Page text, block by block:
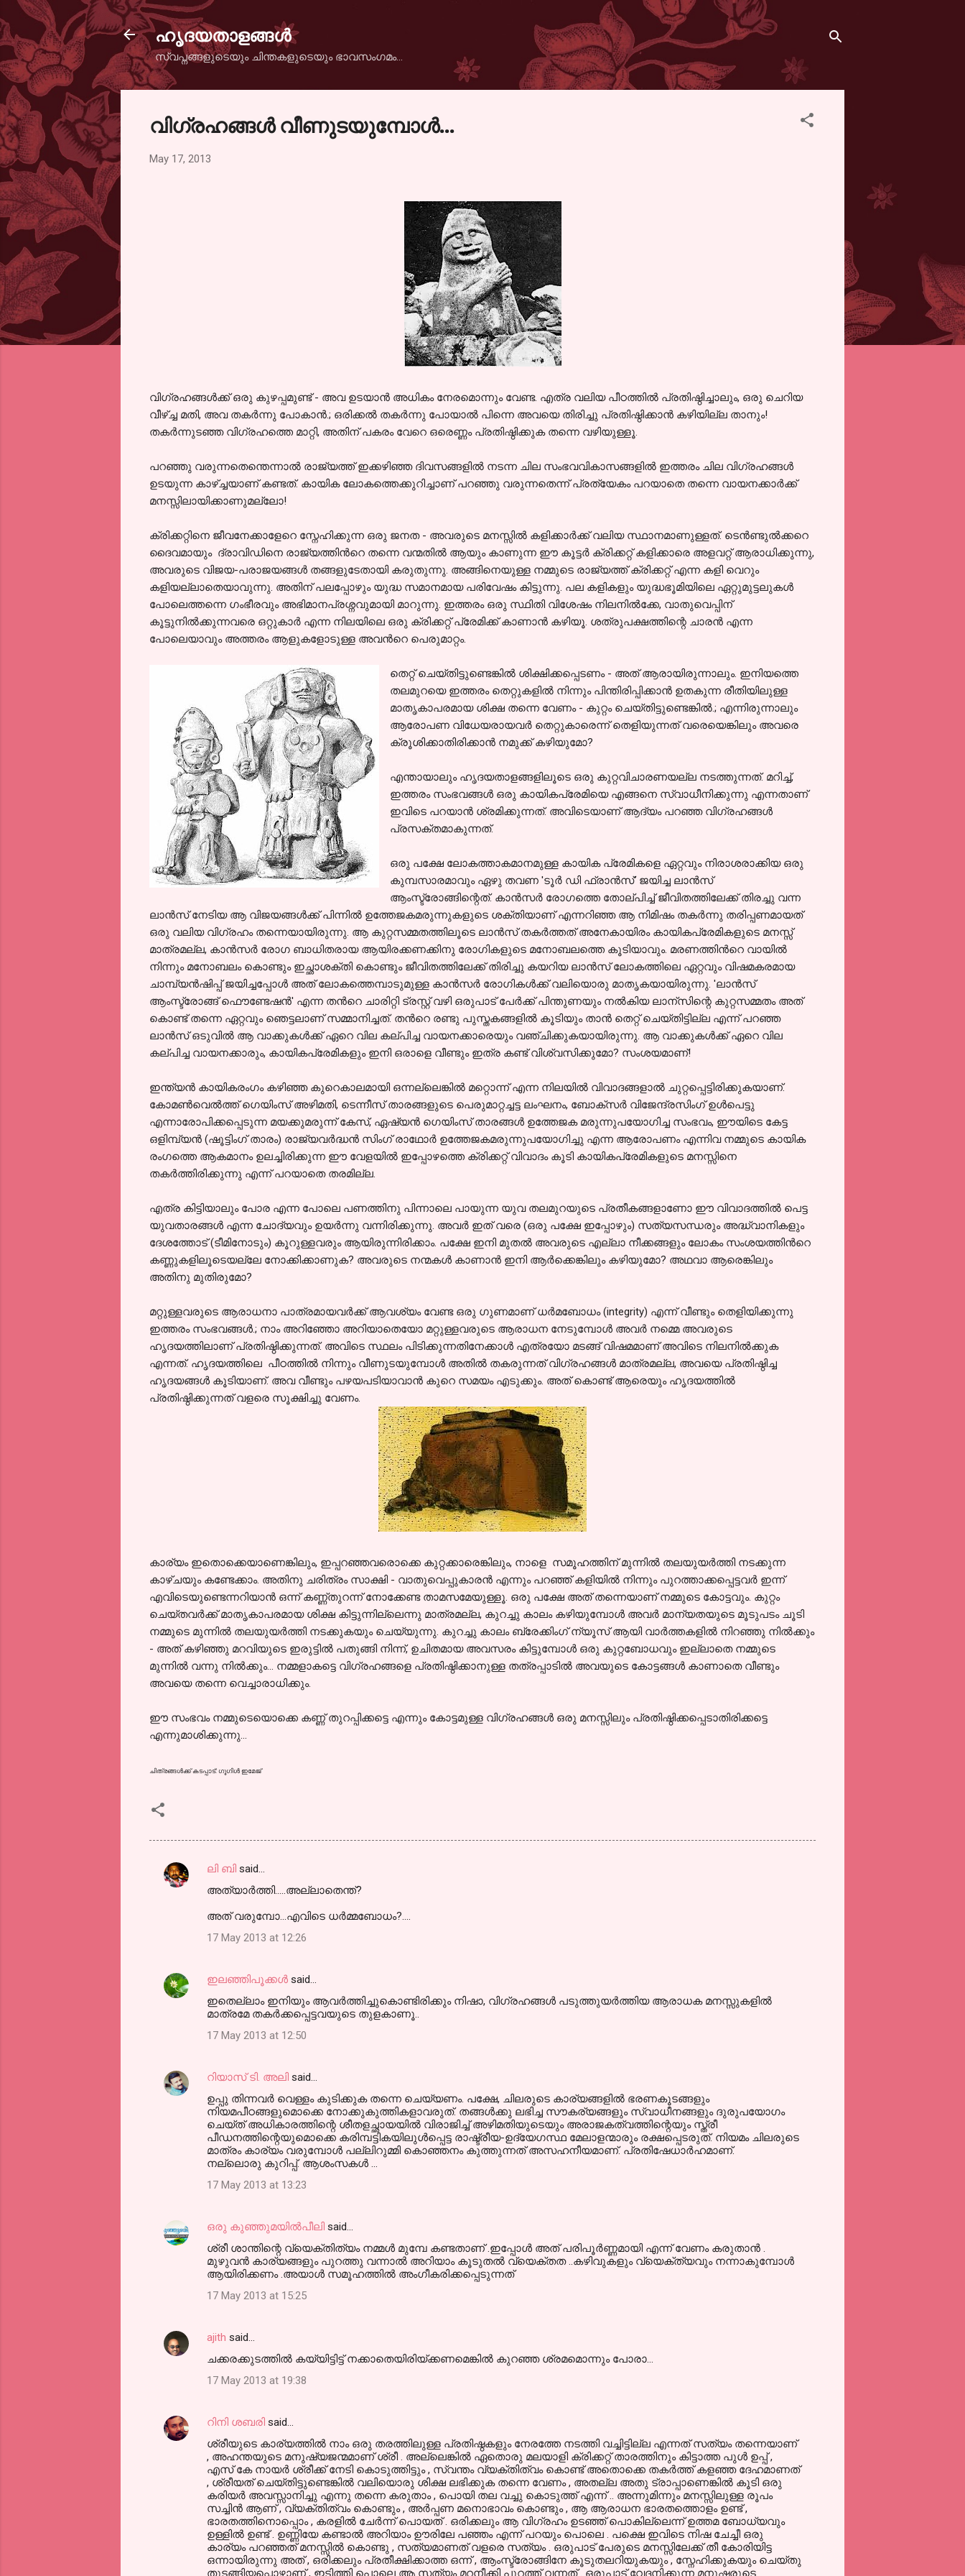
ഹൃദയതാളങ്ങള്‍
സ്വപ്നങ്ങളുടെയും ചിന്തകളുടെയും ഭാവസംഗമം...
വിഗ്രഹങ്ങള്‍ വീണുടയുമ്പോള്‍...
May 17, 2013
വിഗ്രഹങ്ങള്‍ക്ക് ഒരു കുഴപ്പമുണ്ട് - അവ ഉടയാന്‍ അധികം നേരമൊന്നും വേണ്ട. എത്ര വലിയ പീഠത്തില്‍ പ്രതിഷ്ഠിച്ചാലും, ഒരു ചെറിയ
വീഴ്ച്ച മതി, അവ തകര്‍ന്നു പോകാന്‍.; ഒരിക്കല്‍ തകര്‍ന്നു പോയാല്‍ പിന്നെ അവയെ തിരിച്ചു പ്രതിഷ്ഠിക്കാന്‍ കഴിയില്ല താനും!
തകര്‍ന്നുടഞ്ഞ വിഗ്രഹത്തെ മാറ്റി, അതിന് പകരം വേറെ ഒരെണ്ണം പ്രതിഷ്ഠിക്കുക തന്നെ വഴിയുള്ളൂ.
പറഞ്ഞു വരുന്നതെന്തെന്നാല്‍ രാജ്യത്ത് ഇക്കഴിഞ്ഞ ദിവസങ്ങളില്‍ നടന്ന ചില സംഭവവികാസങ്ങളില്‍ ഇത്തരം ചില വിഗ്രഹങ്ങള്‍
ഉടയുന്ന കാഴ്ച്ചയാണ് കണ്ടത്. കായിക ലോകത്തെക്കുറിച്ചാണ് പറഞ്ഞു വരുന്നതെന്ന് പ്രത്യേകം പറയാതെ തന്നെ വായനക്കാര്‍ക്ക്
മനസ്സിലായിക്കാണുമല്ലോ!
ക്രിക്കറ്റിനെ ജീവനേക്കാളേറെ സ്നേഹിക്കുന്ന ഒരു ജനത - അവരുടെ മനസ്സില്‍ കളിക്കാര്‍ക്ക് വലിയ സ്ഥാനമാണുള്ളത്. ടെന്‍ണ്ടുല്‍ക്കറെ
ദൈവമായും ദ്രാവിഡിനെ രാജ്യത്തിന്‍റെ തന്നെ വന്മതില്‍ ആയും കാണുന്ന ഈ കൂട്ടര്‍ ക്രിക്കറ്റ് കളിക്കാരെ അളവറ്റ് ആരാധിക്കുന്നു,
അവരുടെ വിജയ-പരാജയങ്ങള്‍ തങ്ങളുടേതായി കരുതുന്നു. അങ്ങിനെയുള്ള നമ്മുടെ രാജ്യത്ത് ക്രിക്കറ്റ് എന്ന കളി വെറും
കളിയല്ലാതെയാവുന്നു. അതിന് പലപ്പോഴും യുദ്ധ സമാനമായ പരിവേഷം കിട്ടുന്നു. പല കളികളും യുദ്ധഭൂമിയിലെ ഏറ്റുമുട്ടലുകള്‍
പോലെത്തന്നെ ഗംഭീരവും അഭിമാനപ്രശ്നവുമായി മാറുന്നു. ഇത്തരം ഒരു സ്ഥിതി വിശേഷം നിലനില്‍ക്കേ, വാതുവെപ്പിന്
കൂട്ടുനില്‍ക്കുന്നവരെ ഒറ്റുകാര്‍ എന്ന നിലയിലെ ഒരു ക്രിക്കറ്റ് പ്രേമിക്ക് കാണാന്‍ കഴിയൂ. ശത്രുപക്ഷത്തിന്റെ ചാരന്‍ എന്ന
പോലെയാവും അത്തരം ആളുകളോടുള്ള അവന്‍റെ പെരുമാറ്റം.
തെറ്റ് ചെയ്തിട്ടുണ്ടെങ്കില്‍ ശിക്ഷിക്കപ്പെടണം - അത് ആരായിരുന്നാലും. ഇനിയത്തെ
തലമുറയെ ഇത്തരം തെറ്റുകളില്‍ നിന്നും പിന്തിരിപ്പിക്കാന്‍ ഉതകുന്ന രീതിയിലുള്ള
മാതൃകാപരമായ ശിക്ഷ തന്നെ വേണം - കുറ്റം ചെയ്തിട്ടുണ്ടെങ്കില്‍.; എന്നിരുന്നാലും
ആരോപണ വിധേയരായവര്‍ തെറ്റുകാരെന്ന് തെളിയുന്നത് വരെയെങ്കിലും അവരെ
ക്രൂശിക്കാതിരിക്കാന്‍ നമുക്ക് കഴിയുമോ?
എന്തായാലും ഹൃദയതാളങ്ങളിലൂടെ ഒരു കുറ്റവിചാരണയല്ല നടത്തുന്നത്. മറിച്ച്,
ഇത്തരം സംഭവങ്ങള്‍ ഒരു കായികപ്രേമിയെ എങ്ങനെ സ്വാധീനിക്കുന്നു എന്നതാണ്
ഇവിടെ പറയാന്‍ ശ്രമിക്കുന്നത്. അവിടെയാണ് ആദ്യം പറഞ്ഞ വിഗ്രഹങ്ങള്‍
പ്രസക്തമാകുന്നത്.
ഒരു പക്ഷേ ലോകത്താകമാനമുള്ള കായിക പ്രേമികളെ ഏറ്റവും നിരാശരാക്കിയ ഒരു
കുമ്പസാരമാവും ഏഴു തവണ 'ടൂര്‍ ഡി ഫ്രാന്‍സ്' ജയിച്ച ലാന്‍സ്
ആംസ്ട്രോങ്ങിന്റെത്. കാന്‍സര്‍ രോഗത്തെ തോല്പിച്ച് ജീവിതത്തിലേക്ക് തിരച്ചു വന്ന
ലാന്‍സ് നേടിയ ആ വിജയങ്ങള്‍ക്ക് പിന്നില്‍ ഉത്തേജകമരുന്നുകളുടെ ശക്തിയാണ് എന്നറിഞ്ഞ ആ നിമിഷം തകര്‍ന്നു തരിപ്പണമായത്
ഒരു വലിയ വിഗ്രഹം തന്നെയായിരുന്നു. ആ കുറ്റസമ്മതത്തിലൂടെ ലാന്‍സ് തകര്‍ത്തത് അനേകായിരം കായികപ്രേമികളുടെ മനസ്സ്
മാത്രമല്ല, കാന്‍സര്‍ രോഗ ബാധിതരായ ആയിരക്കണക്കിനു രോഗികളുടെ മനോബലത്തെ കൂടിയാവും. മരണത്തിന്‍റെ വായില്‍
നിന്നും മനോബലം കൊണ്ടും ഇച്ഛാശക്തി കൊണ്ടും ജീവിതത്തിലേക്ക് തിരിച്ചു കയറിയ ലാന്‍സ് ലോകത്തിലെ ഏറ്റവും വിഷമകരമായ
ചാമ്പ്യന്‍ഷിപ്പ് ജയിച്ചപ്പോള്‍ അത് ലോകത്തെമ്പാടുമുള്ള കാന്‍സര്‍ രോഗികള്‍ക്ക് വലിയൊരു മാതൃകയായിരുന്നു. 'ലാന്‍സ്
ആംസ്ട്രോങ്ങ്‌ ഫൌണ്ടേഷന്‍' എന്ന തന്‍റെ ചാരിറ്റി ട്രസ്റ്റ്‌ വഴി ഒരുപാട് പേര്‍ക്ക് പിന്തുണയും നല്‍കിയ ലാന്സിന്റെ കുറ്റസമ്മതം അത്
കൊണ്ട് തന്നെ ഏറ്റവും ഞെട്ടലാണ് സമ്മാനിച്ചത്. തന്‍റെ രണ്ടു പുസ്തകങ്ങളില്‍ കൂടിയും താന്‍ തെറ്റ് ചെയ്തിട്ടില്ല എന്ന്‍ പറഞ്ഞ
ലാന്‍സ് ഒടുവില്‍ ആ വാക്കുകള്‍ക്ക് ഏറെ വില കല്പിച്ച വായനക്കാരെയും വഞ്ചിക്കുകയായിരുന്നു. ആ വാക്കുകള്‍ക്ക് ഏറെ വില
കല്പിച്ച വായനക്കാരും, കായികപ്രേമികളും ഇനി ഒരാളെ വീണ്ടും ഇത്ര കണ്ട് വിശ്വസിക്കുമോ? സംശയമാണ്!
ഇന്ത്യന്‍ കായികരംഗം കഴിഞ്ഞ കുറെകാലമായി ഒന്നല്ലെങ്കില്‍ മറ്റൊന്ന് എന്ന നിലയില്‍ വിവാദങ്ങളാല്‍ ചുറ്റപ്പെട്ടിരിക്കുകയാണ്.
കോമണ്‍വെല്‍ത്ത് ഗെയിംസ് അഴിമതി, ടെന്നീസ് താരങ്ങളുടെ പെരുമാറ്റച്ചട്ട ലംഘനം, ബോക്സര്‍ വിജേന്ദ്രസിംഗ് ഉള്‍പെട്ടു
എന്നാരോപിക്കപ്പെടുന്ന മയക്കുമരുന്ന് കേസ്, ഏഷ്യന്‍ ഗെയിംസ് താരങ്ങള്‍ ഉത്തേജക മരുന്നുപയോഗിച്ച സംഭവം, ഈയിടെ കേട്ട
ഒളിമ്പ്യന്‍ (ഷൂട്ടിംഗ് താരം) രാജ്യവര്‍ദ്ധന്‍ സിംഗ് രാഥോര്‍ ഉത്തേജകമരുന്നുപയോഗിച്ചു എന്ന ആരോപണം എന്നിവ നമ്മുടെ കായിക
രംഗത്തെ ആകമാനം ഉലച്ചിരിക്കുന്ന ഈ വേളയില്‍ ഇപ്പോഴത്തെ ക്രിക്കറ്റ് വിവാദം കൂടി കായികപ്രേമികളുടെ മനസ്സിനെ
തകര്‍ത്തിരിക്കുന്നു എന്ന്‍ പറയാതെ തരമില്ല.
എത്ര കിട്ടിയാലും പോര എന്ന പോലെ പണത്തിനു പിന്നാലെ പായുന്ന യുവ തലമുറയുടെ പ്രതീകങ്ങളാണോ ഈ വിവാദത്തില്‍ പെട്ട
യുവതാരങ്ങള്‍ എന്ന ചോദ്യവും ഉയര്‍ന്നു വന്നിരിക്കുന്നു. അവര്‍ ഇത് വരെ (ഒരു പക്ഷേ ഇപ്പോഴും) സത്യസന്ധരും അദ്ധ്വാനികളും
ദേശത്തോട് (ടീമിനോടും) കൂറുള്ളവരും ആയിരുന്നിരിക്കാം. പക്ഷേ ഇനി മുതല്‍ അവരുടെ എല്ലാ നീക്കങ്ങളും ലോകം സംശയത്തിന്‍റെ
കണ്ണുകളിലൂടെയല്ലേ നോക്കിക്കാണുക? അവരുടെ നന്മകള്‍ കാണാന്‍ ഇനി ആര്‍ക്കെങ്കിലും കഴിയുമോ? അഥവാ ആരെങ്കിലും
അതിനു മുതിരുമോ?
മറ്റുള്ളവരുടെ ആരാധനാ പാത്രമായവര്‍ക്ക് ആവശ്യം വേണ്ട ഒരു ഗുണമാണ് ധര്‍മബോധം (integrity) എന്ന്‍ വീണ്ടും തെളിയിക്കുന്നു
ഇത്തരം സംഭവങ്ങള്‍.; നാം അറിഞ്ഞോ അറിയാതെയോ മറ്റുള്ളവരുടെ ആരാധന നേടുമ്പോള്‍ അവര്‍ നമ്മെ അവരുടെ
ഹൃദയത്തിലാണ് പ്രതിഷ്ഠിക്കുന്നത്. അവിടെ സ്ഥലം പിടിക്കുന്നതിനേക്കാള്‍ എത്രയോ മടങ്ങ്‌ വിഷമമാണ്‌ അവിടെ നിലനില്‍ക്കുക
എന്നത്. ഹൃദയത്തിലെ പീഠത്തില്‍ നിന്നും വീണുടയുമ്പോള്‍ അതില്‍ തകരുന്നത് വിഗ്രഹങ്ങള്‍ മാത്രമല്ല, അവയെ പ്രതിഷ്ഠിച്ച
ഹൃദയങ്ങള്‍ കൂടിയാണ്. അവ വീണ്ടും പഴയപടിയാവാന്‍ കുറെ സമയം എടുക്കും. അത് കൊണ്ട് ആരെയും ഹൃദയത്തില്‍
പ്രതിഷ്ഠിക്കുന്നത് വളരെ സൂക്ഷിച്ചു വേണം.
കാര്യം ഇതൊക്കെയാണെങ്കിലും, ഇപ്പറഞ്ഞവരൊക്കെ കുറ്റക്കാരെങ്കിലും, നാളെ സമൂഹത്തിന് മുന്നില്‍ തലയുയര്‍ത്തി നടക്കുന്ന
കാഴ്ചയും കണ്ടേക്കാം. അതിനു ചരിത്രം സാക്ഷി - വാതുവെപ്പുകാരന്‍ എന്നും പറഞ്ഞ് കളിയില്‍ നിന്നും പുറത്താക്കപ്പെട്ടവര്‍ ഇന്ന്‍
എവിടെയുണ്ടെന്നറിയാന്‍ ഒന്ന് കണ്ണ്‍തുറന്ന്‍ നോക്കേണ്ട താമസമേയുള്ളൂ. ഒരു പക്ഷേ അത് തന്നെയാണ് നമ്മുടെ കോട്ടവും. കുറ്റം
ചെയ്തവര്‍ക്ക് മാതൃകാപരമായ ശിക്ഷ കിട്ടുന്നില്ലെന്നു മാത്രമല്ല, കുറച്ചു കാലം കഴിയുമ്പോള്‍ അവര്‍ മാന്യതയുടെ മൂടുപടം ചൂടി
നമ്മുടെ മുന്നില്‍ തലയുയര്‍ത്തി നടക്കുകയും ചെയ്യുന്നു. കുറച്ചു കാലം ബ്രേക്കിംഗ് ന്യൂസ്‌ ആയി വാര്‍ത്തകളില്‍ നിറഞ്ഞു നില്‍ക്കും
- അത് കഴിഞ്ഞു മറവിയുടെ ഇരുട്ടില്‍ പതുങ്ങി നിന്ന്, ഉചിതമായ അവസരം കിട്ടുമ്പോള്‍ ഒരു കുറ്റബോധവും ഇല്ലാതെ നമ്മുടെ
മുന്നില്‍ വന്നു നില്‍ക്കും... നമ്മളാകട്ടെ വിഗ്രഹങ്ങളെ പ്രതിഷ്ഠിക്കാനുള്ള തത്രപ്പാടില്‍ അവയുടെ കോട്ടങ്ങള്‍ കാണാതെ വീണ്ടും
അവയെ തന്നെ വെച്ചാരാധിക്കും.
ഈ സംഭവം നമ്മുടെയൊക്കെ കണ്ണ് തുറപ്പിക്കട്ടെ എന്നും കോട്ടമുള്ള വിഗ്രഹങ്ങള്‍ ഒരു മനസ്സിലും പ്രതിഷ്ഠിക്കപ്പെടാതിരിക്കട്ടെ
എന്നുമാശിക്കുന്നു...
ചിത്രങ്ങള്‍ക്ക് കടപ്പാട്: ഗൂഗിള്‍ ഇമേജ്
C
n
t
ലി ബി said…
അത്യാര്‍ത്തി.....അല്ലാതെന്ത്?
അത് വരുമ്പോ...എവിടെ ധര്‍മ്മബോധം?....
17 May 2013 at 12:26
ഇലഞ്ഞിപൂക്കള്‍ said…
ഇതെല്ലാം ഇനിയും ആവര്‍ത്തിച്ചുകൊണ്ടിരിക്കും നിഷാ, വിഗ്രഹങ്ങള്‍ പടുത്തുയര്‍ത്തിയ ആരാധക മനസ്സുകളില്‍
മാത്രമേ തകര്‍ക്കപ്പെട്ടവയുടെ തുളകാണൂ..
17 May 2013 at 12:50
റിയാസ് ടി. അലി said…
ഉപ്പു തിന്നവര്‍ വെള്ളം കുടിക്കുക തന്നെ ചെയ്യണം. പക്ഷേ, ചിലരുടെ കാര്യങ്ങളില്‍ ഭരണകൂടങ്ങളും
നിയമപീഠങ്ങളുമൊക്കെ നോക്കുകുത്തികളാവരുത്. തങ്ങള്‍ക്കു ലഭിച്ച സൗകര്യങ്ങളും സ്വാധീനങ്ങളും ദുരുപയോഗം
ചെയ്ത് അധികാരത്തിന്റെ ശീതളച്ഛായയില്‍ വിരാജിച്ച് അഴിമതിയുടെയും അരാജകത്വത്തിന്റെയും സ്ത്രീ
പീഡനത്തിന്റെയുമൊക്കെ കരിമ്പട്ടികയിലുള്‍പ്പെട്ട രാഷ്ട്രീയ-ഉദ്യേഗസ്ഥ മേലാളന്മാരും രക്ഷപ്പെടരുത്. നിയമം ചിലരുടെ
മാത്രം കാര്യം വരുമ്പോള്‍ പല്ലിറുമ്മി കൊഞ്ഞനം കുത്തുന്നത് അസഹനീയമാണ്. പ്രതിഷേധാര്‍ഹമാണ്.
നല്ലൊരു കുറിപ്പ്. ആശംസകള്‍ ...
17 May 2013 at 13:23
ഒരു കുഞ്ഞുമയിൽപീലി said…
ശ്രീ ശാന്തിന്റെ വ്യെക്തിത്യം നമ്മൾ മുമ്പേ കണ്ടതാണ് .ഇപ്പോൾ അത് പരിപൂർണ്ണമായി എന്ന് വേണം കരുതാൻ .
മുഴുവൻ കാര്യങ്ങളും പുറത്തു വന്നാൽ അറിയാം കൂടുതൽ വ്യെക്തത ..കഴിവുകളും വ്യെക്ത്യവും നന്നാകുമ്പോൾ
ആയിരിക്കണം .അയാൾ സമൂഹത്തിൽ അംഗീകരിക്കപ്പെടുന്നത്
17 May 2013 at 15:25
ajith said…
ചക്കരക്കുടത്തില്‍ കയ്യിട്ടിട്ട് നക്കാതെയിരിയ്ക്കണമെങ്കില്‍ കുറഞ്ഞ ശ്രമമൊന്നും പോരാ...
17 May 2013 at 19:38
റിനി ശബരി said…
ശ്രീയുടെ കാര്യത്തില്‍ നാം ഒരു തരത്തിലുള്ള പ്രതിഷ്ഠകളും നേരത്തേ നടത്തി വച്ചിട്ടില്ല എന്നത് സത്യം തന്നെയാണ്
, അഹന്തയുടെ മനുഷ്യജന്മമാണ് ശ്രീ . അല്ലെങ്കില്‍ ഏതൊരു മലയാളി ക്രിക്കറ്റ് താരത്തിനും കിട്ടാത്ത പുള്‍ ഉപ്പ് ,
എസ് കേ നായര്‍ ശ്രീക്ക് നേടി കൊടുത്തിട്ടും , സ്വന്തം വ്യക്തിത്വം കൊണ്ട് അതൊക്കെ തകര്‍ത്ത് കളഞ്ഞ ദേഹമാണത്
, ശ്രീയത് ചെയ്തിട്ടുണ്ടെങ്കില്‍ വലിയൊരു ശിക്ഷ ലഭിക്കുക തന്നെ വേണം , അതല്ല അതു ട്രാപ്പാണെങ്കില്‍ കൂടി ഒരു
കരിയര്‍ അവസ്സാനിച്ചു എന്നു തന്നെ കരുതാം , പൊയി തല വച്ചു കൊടുത്ത് എന്ന് .. അന്നുമിന്നും മനസ്സിലുള്ള രൂപം
സച്ചിന്‍ ആണ് , വ്യക്തിത്വം കൊണ്ടും , അര്‍പ്പണ മനൊഭാവം കൊണ്ടും , ആ ആരാധന ഭാരതത്തൊളം ഉണ്ട് ,
ഭാരതത്തിനൊപ്പൊം , കരളില്‍ ചേര്‍ന്ന് പൊയത് . ഒരിക്കലും ആ വിഗ്രഹം ഉടഞ്ഞ് പൊകില്ലെന്ന് ഉത്തമ ബോധ്യവും
ഉള്ളില്‍ ഉണ്ട് . ഉണ്ണിയേ കണ്ടാല്‍ അറിയാം ഊരിലേ പഞ്ഞം എന്ന് പറയും പൊലെ . പക്ഷെ ഇവിടെ നിഷ ചേച്ചീ ഒരു
കാര്യം പറഞ്ഞത് മനസ്സില്‍ കൊണ്ടു , സത്യമാണത് വളരെ സത്യം . ഒരുപാട് പേരുടെ മനസ്സിലേക്ക് തീ കോരിയിട്ട
ഒന്നായിരുന്നു അത് , ഒരിക്കലും പ്രതീക്ഷിക്കാത്ത ഒന്ന് , ആംസ്ട്രോങ്ങിനേ കൂടുതലറിയുകയും , സ്നേഹിക്കുകയും ചെയ്തു
തുടങ്ങിയപ്പൊഴാണ് , ഇടിത്തി പൊലെ ആ സത്യം മറനീക്കി പുറത്ത് വന്നത് . ഒരുപാട് വേദനിക്കുന്ന മനുഷരുടെ